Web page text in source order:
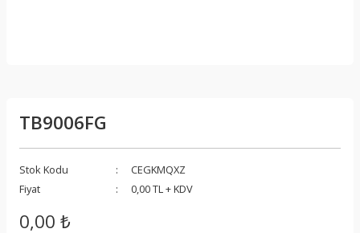
TB9006FG
Stok Kodu
CEGKMQXZ
Fiyat
0,00 TL + KDV
0,00 ₺